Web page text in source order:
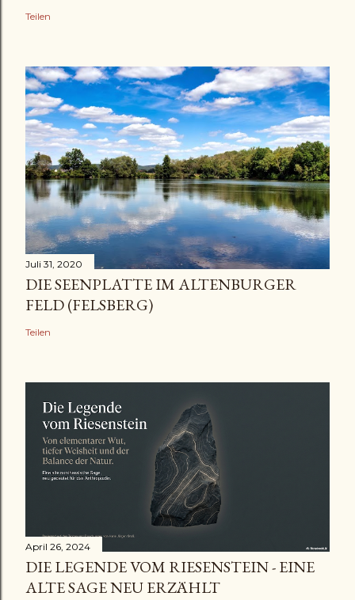
Teilen
Juli 31, 2020
DIE SEENPLATTE IM ALTENBURGER
FELD (FELSBERG)
Teilen
April 26, 2024
DIE LEGENDE VOM RIESENSTEIN - EINE
ALTE SAGE NEU ERZÄHLT